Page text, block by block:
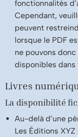
fonctionnalités
Cependant,
peuvent
lorsque le PDF
ne pouvons
disponibles dans
Livres
La disponibilité
Au-delà d’une
Les Éditions